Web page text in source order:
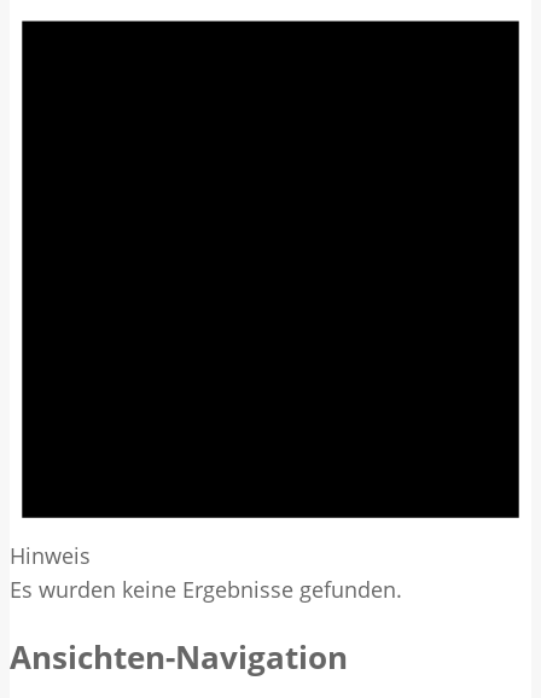
Hinweis
Es wurden keine Ergebnisse gefunden.
Ansichten-Navigation